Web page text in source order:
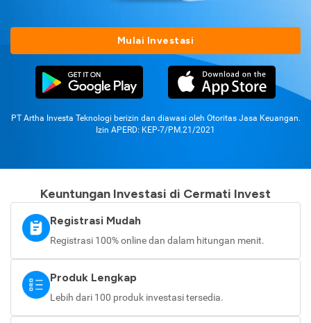
Mulai Investasi
PT Artha Investa Teknologi berizin dan diawasi oleh Otoritas Jasa Keuangan.
Izin APERD: KEP-7/PM.21/2021
Keuntungan Investasi di Cermati Invest
Registrasi Mudah
Registrasi 100% online dan dalam hitungan menit.
Produk Lengkap
Lebih dari 100 produk investasi tersedia.